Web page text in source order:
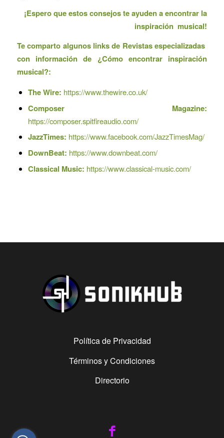
¡Espero que estos consejos te ayuden a encontrar la
inspiración musical!
Te comparto algunos links de Revistas especializadas
con información de ¿Cómo encontrar inspiración
musical?:
The Wire: https://www.thewire.co.uk/
Composer Magazine:
https://composer.spitfireaudio.com/
JazzTimes: https://www.facebook.com/JazzTimesMag/
DownBeat: https://www.downbeat.com/
Classical Music: https://www.classical-music.com/
Política de Privacidad
Términos y Condiciones
Directorio